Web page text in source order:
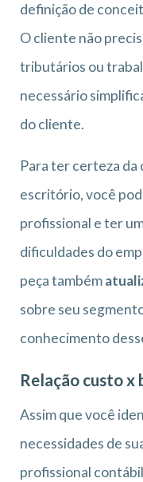
definição de
O cliente não
tributários ou
necessário
do cliente.
Para ter certeza
escritório, você
profissional e ter
dificuldades do
peça também
sobre seu
conhecimento
Relação custo x
Assim que você
necessidades de
profissional